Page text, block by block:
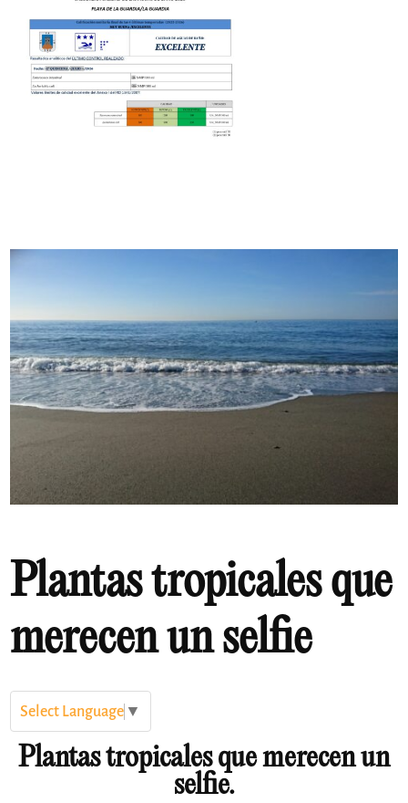
Plantas tropicales que
merecen un selfie
Select Language ▼
Plantas tropicales que merecen un
selfie.